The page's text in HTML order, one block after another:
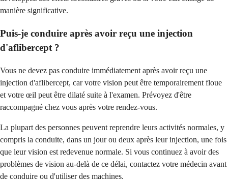
manière significative.
Puis-je conduire après avoir reçu une injection
d'aflibercept ?
Vous ne devez pas conduire immédiatement après avoir reçu une
injection d'aflibercept, car votre vision peut être temporairement floue
et votre œil peut être dilaté suite à l'examen. Prévoyez d'être
raccompagné chez vous après votre rendez-vous.
La plupart des personnes peuvent reprendre leurs activités normales, y
compris la conduite, dans un jour ou deux après leur injection, une fois
que leur vision est redevenue normale. Si vous continuez à avoir des
problèmes de vision au-delà de ce délai, contactez votre médecin avant
de conduire ou d'utiliser des machines.